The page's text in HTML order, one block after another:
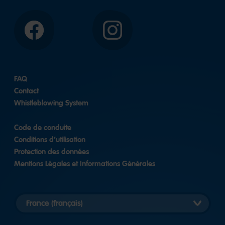
Facebook Instagram
FAQ
Contact
Whistleblowing System
Code de conduite
Conditions d’utilisation
Protection des données
Mentions Légales et Informations Générales
auswählen